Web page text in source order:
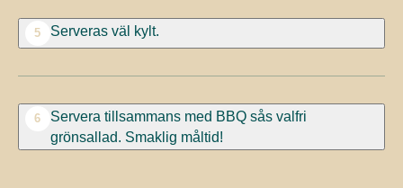
5 Serveras väl kylt.
6
Servera tillsammans med BBQ sås valfri
grönsallad. Smaklig måltid!